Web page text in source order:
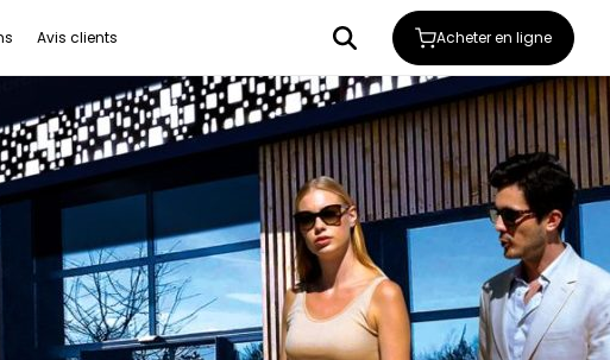
Avis clients Acheter en ligne